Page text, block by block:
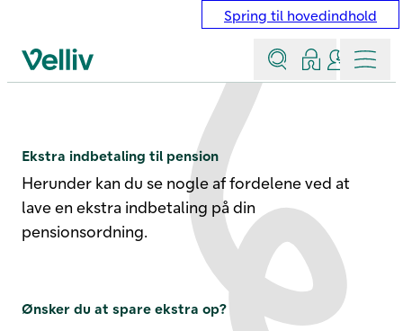
Spring til hovedindhold
Velliv startside
Søg Log indKontakt
Menu
Ekstra indbetaling til pension
Ekstra indbetaling til pension
Herunder kan du se nogle af fordelene ved at
lave en ekstra indbetaling på din
pensionsordning.
Ønsker du at spare ekstra op?